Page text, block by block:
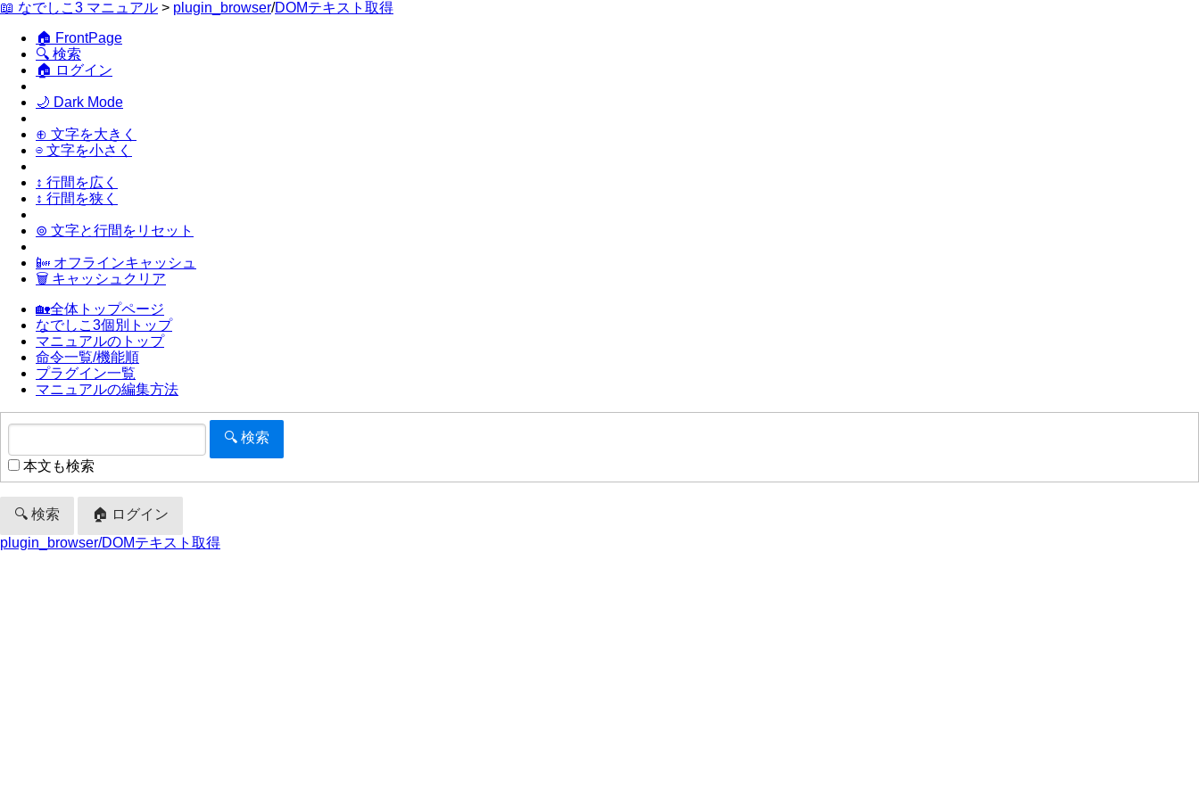
📖 なでしこ3 マニュアル > plugin_browser/DOMテキスト取得
🏠 FrontPage
🔍 検索
🏠 ログイン
🌙 Dark Mode
⊕ 文字を大きく
⊖ 文字を小さく
↕ 行間を広く
↕ 行間を狭く
⊚ 文字と行間をリセット
📴 オフラインキャッシュ
🗑 キャッシュクリア
🏡全体トップページ
なでしこ3個別トップ
マニュアルのトップ
命令一覧/機能順
プラグイン一覧
マニュアルの編集方法
本文も検索
🔍 検索
🏠 ログイン
plugin_browser/DOMテキスト取得